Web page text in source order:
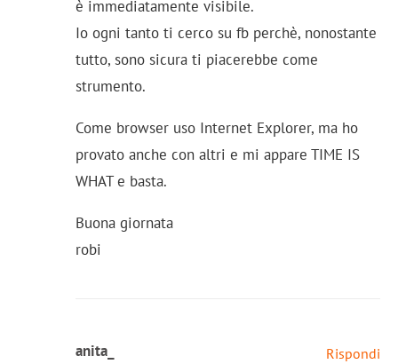
è immediatamente visibile.
Io ogni tanto ti cerco su fb perchè, nonostante
tutto, sono sicura ti piacerebbe come
strumento.
Come browser uso Internet Explorer, ma ho
provato anche con altri e mi appare TIME IS
WHAT e basta.
Buona giornata
robi
anita_ Rispondi